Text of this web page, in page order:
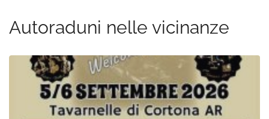
Autoraduni nelle vicinanze